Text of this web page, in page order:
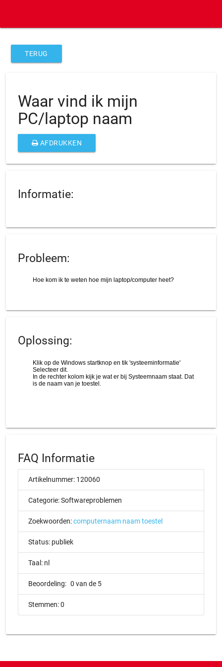
TERUG
Waar vind ik mijn
PC/laptop naam
AFDRUKKEN
Informatie:
Probleem:
Oplossing:
FAQ Informatie
Artikelnummer: 120060
Categorie:Softwareproblemen
Zoekwoorden:computernaam naamtoestel
Status: publiek
Taal: nl
Beoordeling: 0 van de 5
Stemmen:0